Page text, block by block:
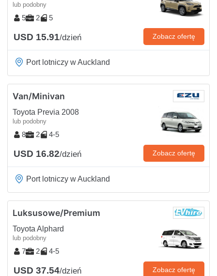
lub podobny
5 2 5
USD 15.91/dzień Zobacz ofertę
Port lotniczy w Auckland
Van/Minivan
Toyota Previa 2008
lub podobny
8 2 4-5
USD 16.82/dzień Zobacz ofertę
Port lotniczy w Auckland
Luksusowe/Premium
Toyota Alphard
lub podobny
7 2 4-5
USD 37.54/dzień Zobacz ofertę